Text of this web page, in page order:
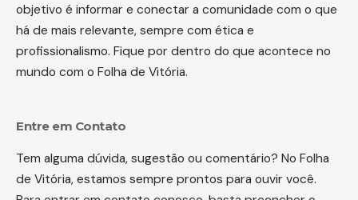
objetivo é informar e conectar a comunidade com o que
há de mais relevante, sempre com ética e
profissionalismo. Fique por dentro do que acontece no
mundo com o Folha de Vitória.
Entre em Contato
Tem alguma dúvida, sugestão ou comentário? No Folha
de Vitória, estamos sempre prontos para ouvir você.